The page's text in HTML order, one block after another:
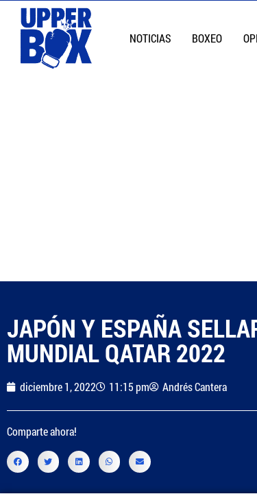
NOTICIAS BOXEO
JAPÓN Y ESPAÑA
MUNDIAL QATAR 2022
diciembre 1, 2022 11:15 pm Andrés Cantera
Comparte ahora!